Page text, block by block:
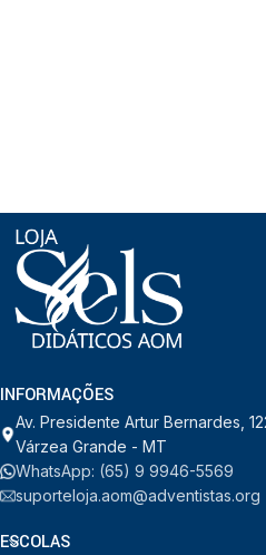
INFORMAÇÕES
Av. Presidente Artur Bernardes,
Várzea Grande - MT
WhatsApp: (65) 9 9946-5569
suporteloja.aom@adventistas.org
ESCOLAS